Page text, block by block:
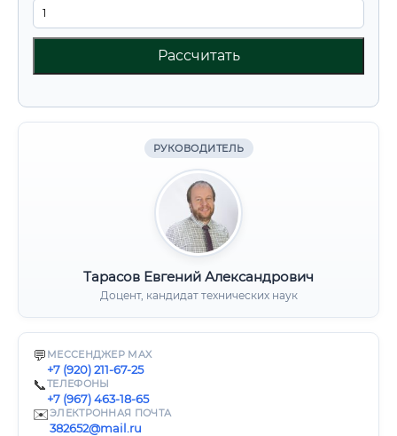
Рассчитать
РУКОВОДИТЕЛЬ
Тарасов Евгений Александрович
Доцент, кандидат технических наук
💬 МЕССЕНДЖЕР MAX
+7 (920) 211-67-25
📞ТЕЛЕФОНЫ
+7 (967) 463-18-65
✉️ЭЛЕКТРОННАЯ ПОЧТА
382652@mail.ru